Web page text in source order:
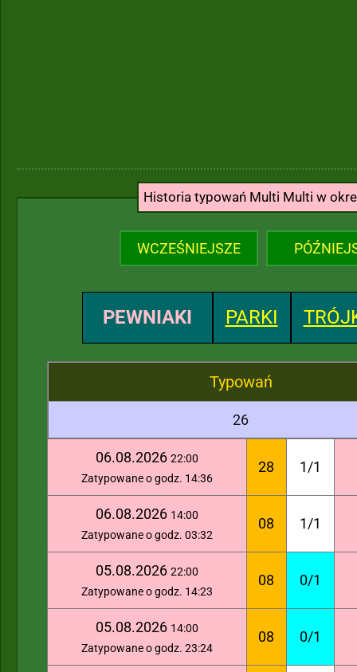
Historia typowań Multi Multi w
WCZEŚNIEJSZE
PEWNIAKI PARKI
Typowań
26
06.08.2026 22:00
Zatypowane o godz. 14:36
28 1/1
06.08.2026 14:00
Zatypowane o godz. 03:32
08 1/1
05.08.2026 22:00
Zatypowane o godz. 14:23
08 0/1
05.08.2026 14:00
Zatypowane o godz. 23:24
08 0/1